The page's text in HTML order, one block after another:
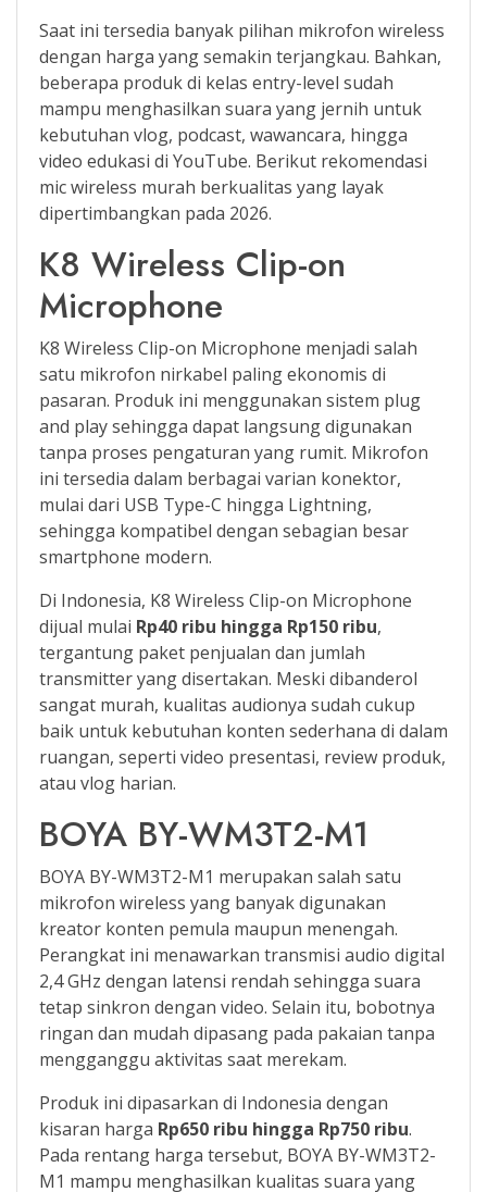
Saat ini tersedia banyak pilihan mikrofon wireless
dengan harga yang semakin terjangkau. Bahkan,
beberapa produk di kelas entry-level sudah
mampu menghasilkan suara yang jernih untuk
kebutuhan vlog, podcast, wawancara, hingga
video edukasi di YouTube. Berikut rekomendasi
mic wireless murah berkualitas yang layak
dipertimbangkan pada 2026.
K8 Wireless Clip-on
Microphone
K8 Wireless Clip-on Microphone menjadi salah
satu mikrofon nirkabel paling ekonomis di
pasaran. Produk ini menggunakan sistem plug
and play sehingga dapat langsung digunakan
tanpa proses pengaturan yang rumit. Mikrofon
ini tersedia dalam berbagai varian konektor,
mulai dari USB Type-C hingga Lightning,
sehingga kompatibel dengan sebagian besar
smartphone modern.
Di Indonesia, K8 Wireless Clip-on Microphone
dijual mulai Rp40 ribu hingga Rp150 ribu,
tergantung paket penjualan dan jumlah
transmitter yang disertakan. Meski dibanderol
sangat murah, kualitas audionya sudah cukup
baik untuk kebutuhan konten sederhana di dalam
ruangan, seperti video presentasi, review produk,
atau vlog harian.
BOYA BY-WM3T2-M1
BOYA BY-WM3T2-M1 merupakan salah satu
mikrofon wireless yang banyak digunakan
kreator konten pemula maupun menengah.
Perangkat ini menawarkan transmisi audio digital
2,4 GHz dengan latensi rendah sehingga suara
tetap sinkron dengan video. Selain itu, bobotnya
ringan dan mudah dipasang pada pakaian tanpa
mengganggu aktivitas saat merekam.
Produk ini dipasarkan di Indonesia dengan
kisaran harga Rp650 ribu hingga Rp750 ribu.
Pada rentang harga tersebut, BOYA BY-WM3T2-
M1 mampu menghasilkan kualitas suara yang